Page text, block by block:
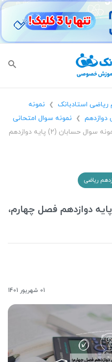
ریاضی استادبانک ❯
نمونه
دوازدهم
❯
نمونه سوال امتحانی
نمونه سوال حسابان (2) پایه دوازدهم
ریاضی
سوال حسابان (2) پایه دوازدهم فصل چهارم،
01 شهریور 1401